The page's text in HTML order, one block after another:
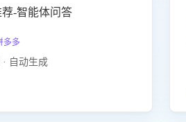
-智能体问答
多
自动生成